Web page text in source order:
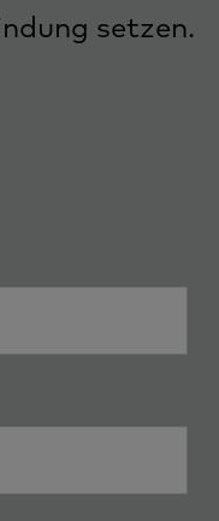
setzen.